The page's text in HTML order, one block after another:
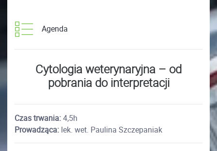
Agenda
Cytologia weterynaryjna – od
pobrania do interpretacji
Czas trwania:4,5h
Prowadząca: lek. wet. Paulina Szczepaniak